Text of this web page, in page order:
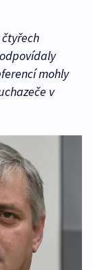
čtyřech
mohly
v